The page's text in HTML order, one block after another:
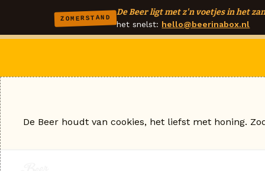
ZOMERSTAND
De Beer ligt met z'n voetjes in het
het snelst: hello@beerinabox.nl
De Beer houdt van cookies, het liefst met honing.